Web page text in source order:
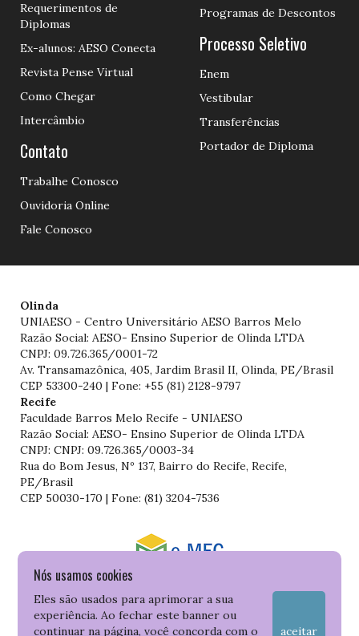
Nós usamos cookies
Eles são usados para aprimorar a sua
experiência. Ao fechar este banner ou
continuar na página, você concorda com o
aceitar
Requerimentos de
Diplomas
Ex-alunos: AESO Conecta
Revista Pense Virtual
Como Chegar
Intercâmbio
Contato
Trabalhe Conosco
Ouvidoria Online
Fale Conosco
Programas de Descontos
Processo Seletivo
Enem
Vestibular
Transferências
Portador de Diploma
Olinda
UNIAESO - Centro Universitário AESO Barros Melo
Razão Social: AESO- Ensino Superior de Olinda LTDA
CNPJ: 09.726.365/0001-72
Av. Transamazônica, 405, Jardim Brasil II, Olinda, PE/Brasil
CEP 53300-240 | Fone: +55 (81) 2128-9797
Recife
Faculdade Barros Melo Recife - UNIAESO
Razão Social: AESO- Ensino Superior de Olinda LTDA
CNPJ: CNPJ: 09.726.365/0003-34
Rua do Bom Jesus, Nº 137, Bairro do Recife, Recife,
PE/Brasil
CEP 50030-170 | Fone: (81) 3204-7536
Consulte o cadastro da Instituição no Sistema do e-MEC